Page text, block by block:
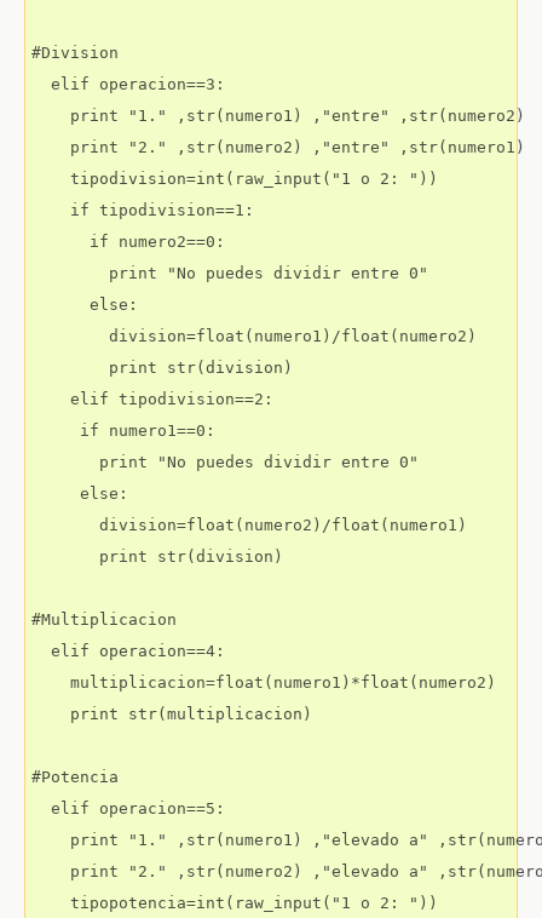
#Division
  elif operacion==3:
    print "1." ,str(numero1) ,"entre" ,str(numero2)
    print "2." ,str(numero2) ,"entre" ,str(numero1)
    tipodivision=int(raw_input("1 o 2: "))
    if tipodivision==1:
      if numero2==0:
        print "No puedes dividir entre 0"
      else:
        division=float(numero1)/float(numero2)
        print str(division)
    elif tipodivision==2:
     if numero1==0:
       print "No puedes dividir entre 0"
     else:
       division=float(numero2)/float(numero1)
       print str(division)
#Multiplicacion
  elif operacion==4:
    multiplicacion=float(numero1)*float(numero2)
    print str(multiplicacion)
#Potencia
  elif operacion==5:
print "1." ,str(numero1) ,"elevado a"
print "2." ,str(numero2) ,"elevado a"
    tipopotencia=int(raw_input("1 o 2: "))